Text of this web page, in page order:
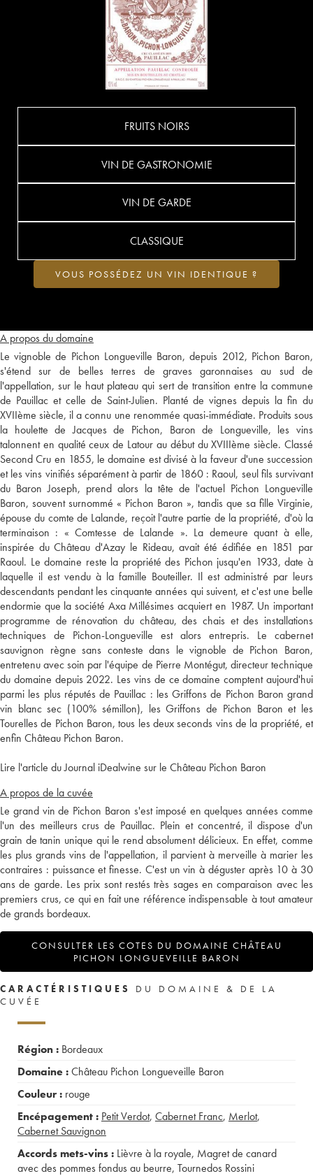
A propos du domaine
Le vignoble de Pichon Longueville Baron, depuis 2012, Pichon Baron,
s'étend sur de belles terres de graves garonnaises au sud de
l'appellation, sur le haut plateau qui sert de transition entre la commune
de Pauillac et celle de Saint-Julien. Planté de vignes depuis la fin du
XVIIème siècle, il a connu une renommée quasi-immédiate. Produits sous
la houlette de Jacques de Pichon, Baron de Longueville, les vins
talonnent en qualité ceux de Latour au début du XVIIIème siècle. Classé
Second Cru en 1855, le domaine est divisé à la faveur d'une succession
et les vins vinifiés séparément à partir de 1860 : Raoul, seul fils survivant
du Baron Joseph, prend alors la tête de l'actuel Pichon Longueville
Baron, souvent surnommé « Pichon Baron », tandis que sa fille Virginie,
épouse du comte de Lalande, reçoit l'autre partie de la propriété, d'où la
terminaison : « Comtesse de Lalande ». La demeure quant à elle,
inspirée du Château d'Azay le Rideau, avait été édifiée en 1851 par
Raoul. Le domaine reste la propriété des Pichon jusqu'en 1933, date à
laquelle il est vendu à la famille Bouteiller. Il est administré par leurs
descendants pendant les cinquante années qui suivent, et c'est une belle
endormie que la société Axa Millésimes acquiert en 1987. Un important
programme de rénovation du château, des chais et des installations
techniques de Pichon-Longueville est alors entrepris. Le cabernet
sauvignon règne sans conteste dans le vignoble de Pichon Baron,
entretenu avec soin par l'équipe de Pierre Montégut, directeur technique
du domaine depuis 2022. Les vins de ce domaine comptent aujourd'hui
parmi les plus réputés de Pauillac : les Griffons de Pichon Baron grand
vin blanc sec (100% sémillon), les Griffons de Pichon Baron et les
Tourelles de Pichon Baron, tous les deux seconds vins de la propriété, et
enfin Château Pichon Baron.
Lire l'article du Journal iDealwine sur le Château Pichon Baron
A propos de la cuvée
Le grand vin de Pichon Baron s'est imposé en quelques années comme
l'un des meilleurs crus de Pauillac. Plein et concentré, il dispose d'un
grain de tanin unique qui le rend absolument délicieux. En effet, comme
les plus grands vins de l'appellation, il parvient à merveille à marier les
contraires : puissance et finesse. C'est un vin à déguster après 10 à 30
ans de garde. Les prix sont restés très sages en comparaison avec les
premiers crus, ce qui en fait une référence indispensable à tout amateur
de grands bordeaux.
CONSULTER LES COTES DU DOMAINE CHÂTEAU
PICHON LONGUEVEILLE BARON
FRUITS NOIRS
VIN DE GASTRONOMIE
VIN DE GARDE
CLASSIQUE
VOUS POSSÉDEZ UN VIN IDENTIQUE ?
CARACTÉRISTIQUES
DU DOMAINE & DE LA
CUVÉE
Région : Bordeaux
Domaine :Château Pichon Longueveille Baron
Couleur : rouge
Encépagement : Petit Verdot, Cabernet Franc, Merlot,
Cabernet Sauvignon
Accords mets-vins : Lièvre à la royale, Magret de canard
avec des pommes fondus au beurre, Tournedos Rossini